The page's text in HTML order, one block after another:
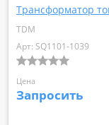
Трансформатор
TDM
Арт: SQ1101-1039
Цена
Запросить